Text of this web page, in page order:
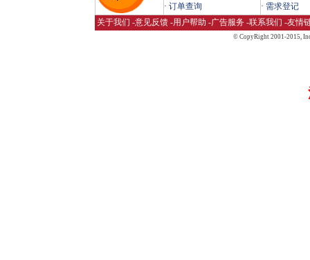
· 订单查询
· 需求登记
关于我们 -意见反馈 -用户帮助 -广告服务 -联系我们 -友情
© CopyRight 2001-2015,